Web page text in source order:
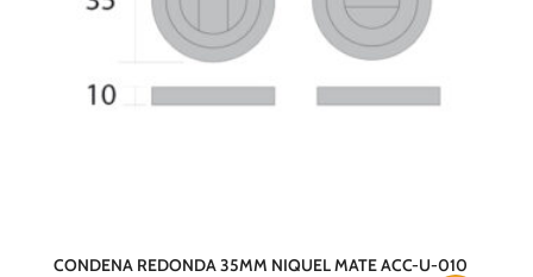
CONDENA REDONDA 35MM NIQUEL MATE ACC-U-010